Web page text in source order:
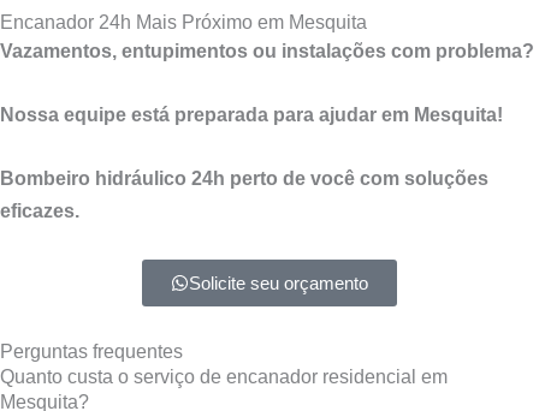
Encanador 24h Mais Próximo em Mesquita
Vazamentos, entupimentos ou instalações com problema?
Nossa equipe está preparada para ajudar em Mesquita!
Bombeiro hidráulico 24h perto de você com soluções
eficazes.
Solicite seu orçamento
Perguntas frequentes
Quanto custa o serviço de encanador residencial em
Mesquita?